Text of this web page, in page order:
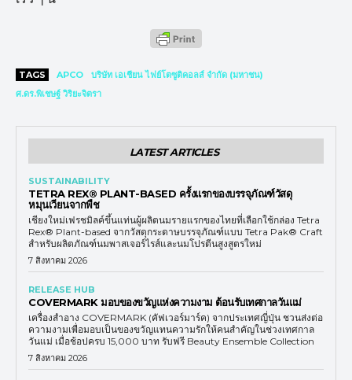
TAGS APCO
บริษัท เอเชียน ไฟย์โตซูติคอลส์ จำกัด (มหาชน)
ศ.ดร.พิเชษฐ์ วิริยะจิตรา
LATEST ARTICLES
SUSTAINABILITY
TETRA REX® PLANT-BASED ครั้งแรกของบรรจุภัณฑ์วัสดุ
หมุนเวียนจากพืช
เชียงใหม่เฟรชมิลค์ขึ้นแท่นผู้ผลิตนมรายแรกของไทยที่เลือกใช้กล่อง Tetra
Rex® Plant-based จากวัสดุกระดาษบรรจุภัณฑ์แบบ Tetra Pak® Craft
สำหรับผลิตภัณฑ์นมพาสเจอร์ไรส์และนมโปรตีนสูงสูตรใหม่
7 สิงหาคม 2026
RELEASE HUB
COVERMARK มอบของขวัญแห่งความงาม ต้อนรับเทศกาลวันแม่
เครื่องสำอาง COVERMARK (คัฟเวอร์มาร์ค) จากประเทศญี่ปุ่น ชวนส่งต่อ
ความงามเพื่อมอบเป็นของขวัญแทนความรักให้คนสำคัญในช่วงเทศกาล
วันแม่ เมื่อช้อปครบ 15,000 บาท รับฟรี Beauty Ensemble Collection
7 สิงหาคม 2026